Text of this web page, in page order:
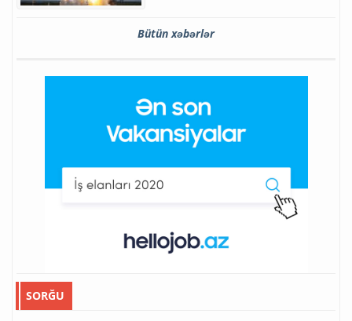
Bütün xəbərlər
SORĞU